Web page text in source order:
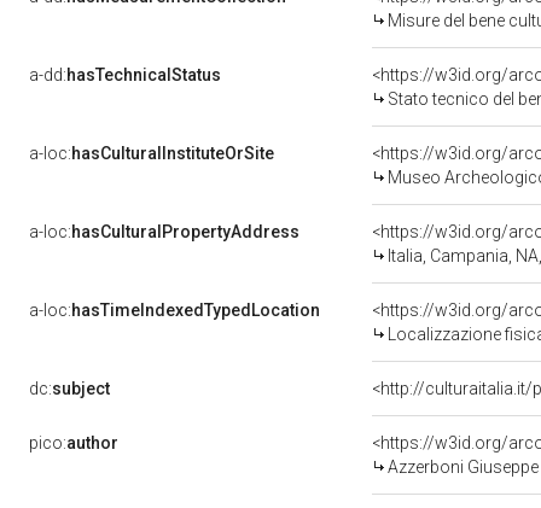
Misure del bene
a-dd:hasTechnicalStatus
<https://w3id.org/
Stato tecnico del
a-loc:hasCulturalInstituteOrSite
<https://w3id.org/
Museo
a-loc:hasCulturalPropertyAddress
<https://w3id.org/
Italia, Campania,
a-loc:hasTimeIndexedTypedLocation
<https://w3id.org/
Localizzazione
dc:subject <http://
pico:author
<https://w3id.org/
Azzerboni